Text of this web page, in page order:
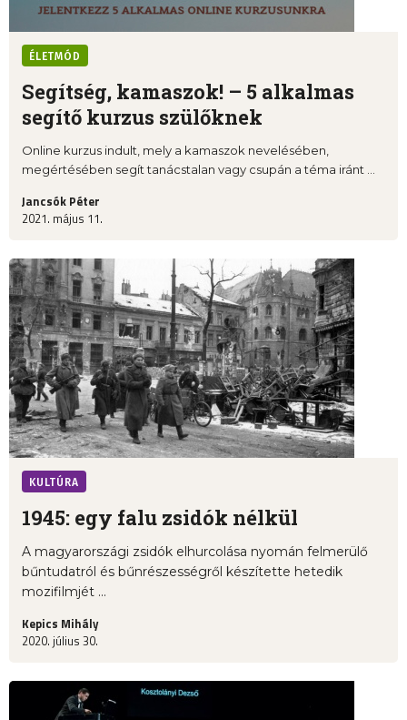
ÉLETMÓD
Segítség, kamaszok! – 5 alkalmas
segítő kurzus szülőknek
Online kurzus indult, mely a kamaszok nevelésében,
megértésében segít tanácstalan vagy csupán a téma iránt ...
Jancsók Péter
2021. május 11.
KULTÚRA
1945: egy falu zsidók nélkül
A magyarországi zsidók elhurcolása nyomán felmerülő
bűntudatról és bűnrészességről készítette hetedik
mozifilmjét ...
Kepics Mihály
2020. július 30.